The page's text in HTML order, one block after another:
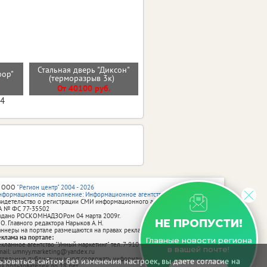
сайтом без изменения настроек, вы даете согласие на
Стальная дверь "Диксон"
(терморазрыв 3к)
От 40100 руб.
НЕ ПРОПУСТИ!
Главные новости региона
в вашей почте!
"Регион центр" 2004 - 2026
наполнение: Информационное агентство vRossii.ru
о регистрации СМИ информационного агентства vRossii.ru
№ ФС 77‑35502
РОСКОМНАДЗОРом 04 марта 2009г.
Главного редактора Нарыков А. Н.
на портале размещаются на правах рекламы.
на портале:
агентство "Умный маркетинг" тел. 7-910-267-70-40,
umnyy.marketing@yandex.ru
публикации могут содержать информацию, не предназначенную